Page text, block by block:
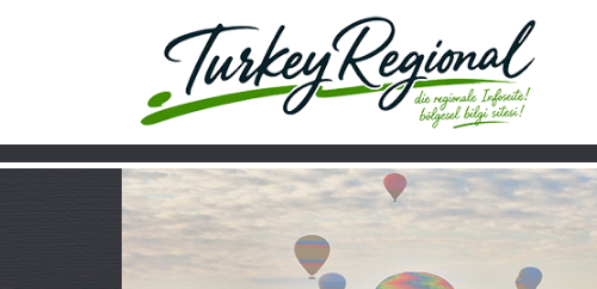
Konya - Hadim
Home Turkiye Über uns Video